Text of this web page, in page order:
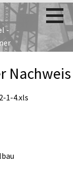
-
Nachweis
1-4.xls